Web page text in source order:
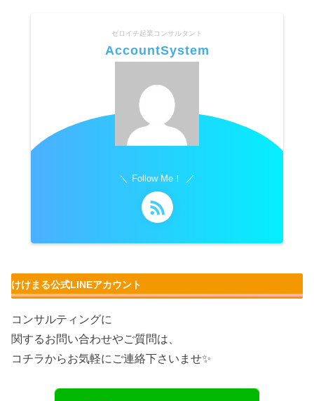
ゼロイチ起業コンサルタント
AccountSystem
Follow Me！
けけまる公式LINEアカウント
コンサルティングに
関するお問い合わせやご質問は、
コチラからお気軽にご連絡下さいませ✨